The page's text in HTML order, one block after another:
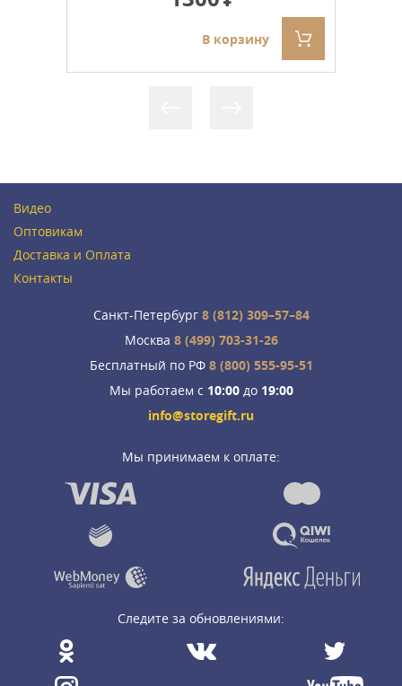
В корзину
Видео
Оптовикам
Доставка и Оплата
Контакты
Санкт-Петербург8 (812) 309–57–84
Москва 8 (499) 703-31-26
Бесплатный по РФ8 (800) 555-95-51
Мы работаем с 10:00до 19:00
info@storegift.ru
Мы принимаем к оплате:
Следите за обновлениями: